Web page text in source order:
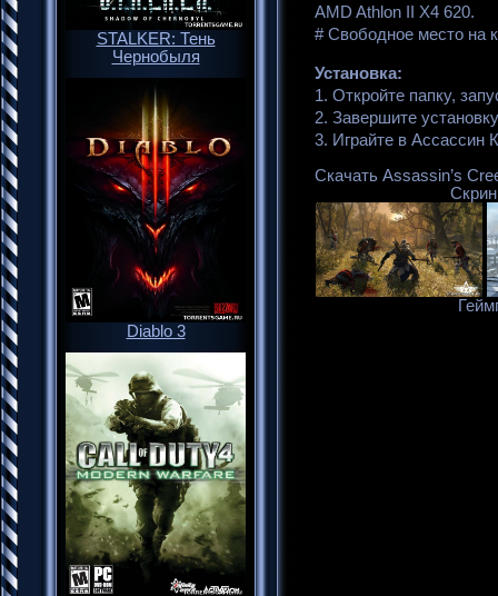
STALKER: Тень
Чернобыля
Diablo 3
AMD Athlon II X4 620.
# Свободное место на
Установка:
1. Откройте папку,
2. Завершите
3. Играйте в Ассассин
Скачать Assassin’s